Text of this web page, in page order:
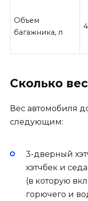
Объем
багажника, л
Сколько
Вес автомобиля
следующим:
3-дверный
хэтчбек и
(в которую
горючего и